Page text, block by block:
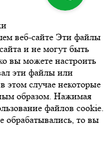
веб-сайте Эти файлы
и не могут быть
вы можете настроить
эти файлы или
этом случае некоторые
образом. Нажимая
файлов cookie.
обрабатывались, то вы